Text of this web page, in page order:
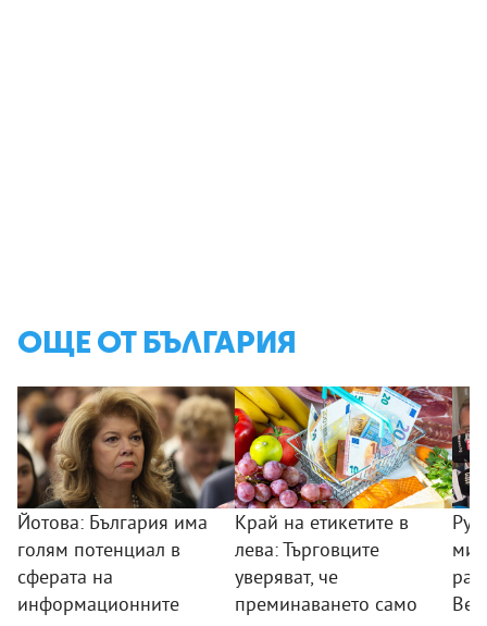
ОЩЕ ОТ БЪЛГАРИЯ
Йотова: България има
голям потенциал в
сферата на
информационните
Край на етикетите в
лева: Търговците
уверяват, че
преминаването само